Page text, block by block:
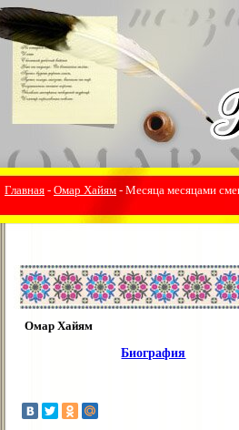
Главная - Омар Хайям - Месяца месяцами
Омар Хайям
Биография